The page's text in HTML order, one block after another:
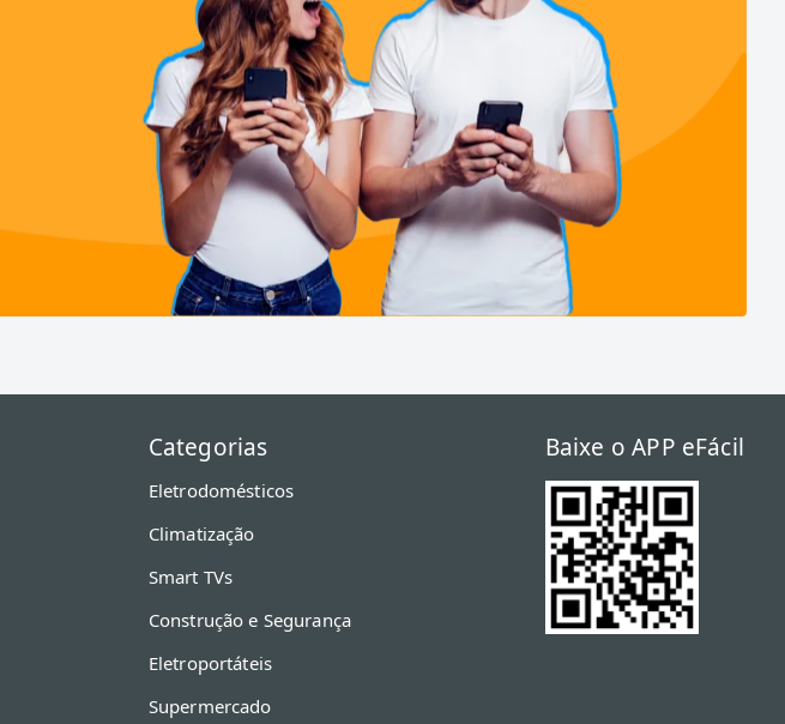
Categorias
Eletrodomésticos
Climatização
Smart TVs
Construção e Segurança
Eletroportáteis
Supermercado
Baixe o APP eFácil